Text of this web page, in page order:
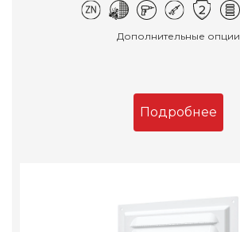
Дополнительные опции
Подробнее